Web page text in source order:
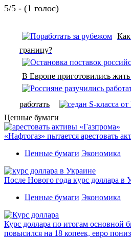
5/5 - (1 голос)
Как
границу?
В Европе приготовились жить
работать
Ценные бумаги
«Нафтогаз» пытается арестовать
Ценные бумаги Экономика
После Нового года курс доллара в
Ценные бумаги Экономика
Курс доллара по итогам основной
повысился на 18 копеек, евро